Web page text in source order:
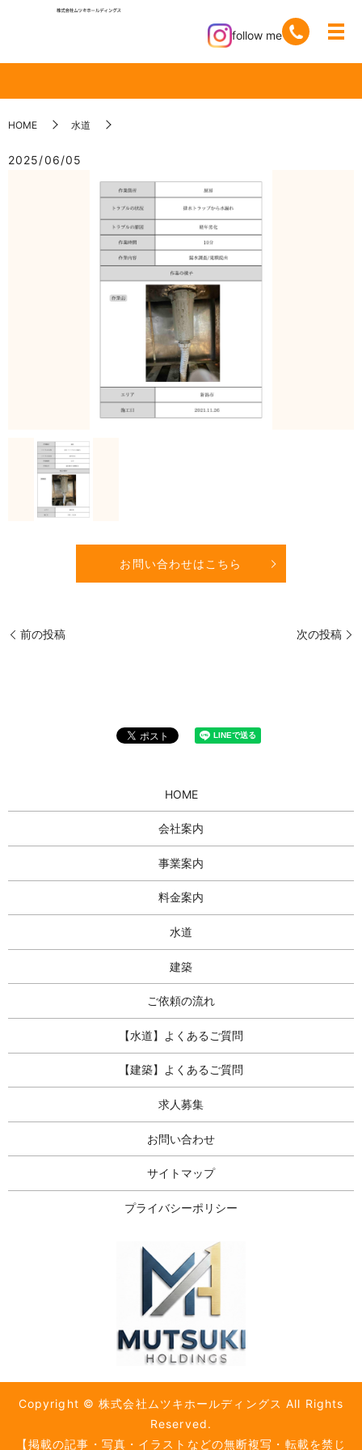
follow me
HOME 水道
2025/06/05
お問い合わせはこちら
前の投稿 次の投稿
HOME
会社案内
事業案内
料金案内
水道
建築
ご依頼の流れ
【水道】よくあるご質問
【建築】よくあるご質問
求人募集
お問い合わせ
サイトマップ
プライバシーポリシー
Copyright © 株式会社ムツキホールディングス All Rights
Reserved.
【掲載の記事・写真・イラストなどの無断複写・転載を禁じ